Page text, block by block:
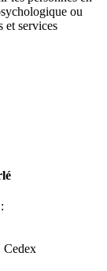
ou
et services
Cedex